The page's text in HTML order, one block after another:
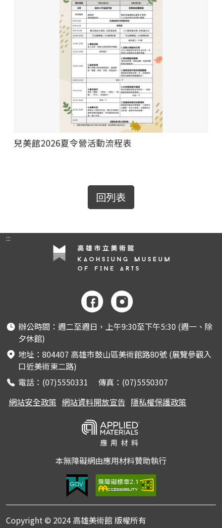
兒美館2026夏令營活動流程表
回列表
:::
辦公時間：週二至週日，上午9:30至下午5:30 (週一、除
夕休館)
地址：804407 高雄市鼓山區美術館路80號 (展覽參觀入
口近美術東二路)
電話：(07)5550331 傳真：(07)5550307
網站安全政策 網站資料開放宣告 隱私權保護政策
本無障礙網由應用材料贊助執行
Copyright © 2024 高雄美術館 版權所有